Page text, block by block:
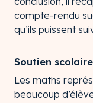
compte-rendu
qu’ils puissent
Soutien
Les maths
beaucoup